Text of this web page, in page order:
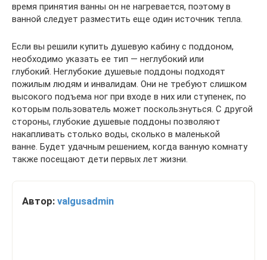
время принятия ванны он не нагревается, поэтому в
ванной следует разместить еще один источник тепла.
Если вы решили купить душевую кабину с поддоном,
необходимо указать ее тип — неглубокий или
глубокий. Неглубокие душевые поддоны подходят
пожилым людям и инвалидам. Они не требуют слишком
высокого подъема ног при входе в них или ступенек, по
которым пользователь может поскользнуться. С другой
стороны, глубокие душевые поддоны позволяют
накапливать столько воды, сколько в маленькой
ванне. Будет удачным решением, когда ванную комнату
также посещают дети первых лет жизни.
Автор: valgusadmin